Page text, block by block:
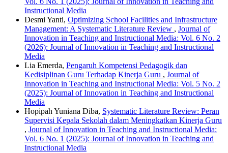
Instructional Media
Desmi Yanti, Optimizing School Facilities and Infrastructure
Management: A Systematic Literature Review , Journal of
Innovation in Teaching and Instructional Media: Vol. 6 No. 2
(2026): Journal of Innovation in Teaching and Instructional
Media
Lia Emerda, Pengaruh Kompetensi Pedagogik dan
Kedisiplinan Guru Terhadap Kinerja Guru , Journal of
Innovation in Teaching and Instructional Media: Vol. 5 No. 2
(2025): Journal of Innovation in Teaching and Instructional
Media
Hopipah Yuniana Diba, Systematic Literature Review: Peran
Supervisi Kepala Sekolah dalam Meningkatkan Kinerja Guru
, Journal of Innovation in Teaching and Instructional Media:
Vol. 6 No. 1 (2025): Journal of Innovation in Teaching and
Instructional Media